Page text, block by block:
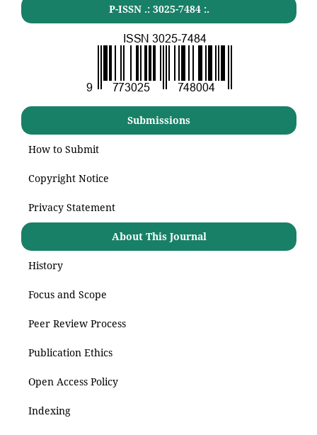
P-ISSN .: 3025-7484:.
Submissions
How to Submit
Copyright Notice
Privacy Statement
About This Journal
History
Focus and Scope
Peer Review Process
Publication Ethics
Open Access Policy
Indexing